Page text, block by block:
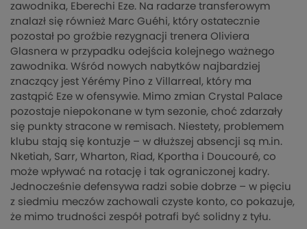
zawodnika, Eberechi Eze. Na radarze transferowym
znalazł się również Marc Guéhi, który ostatecznie
pozostał po groźbie rezygnacji trenera Oliviera
Glasnera w przypadku odejścia kolejnego ważnego
zawodnika. Wśród nowych nabytków najbardziej
znaczący jest Yérémy Pino z Villarreal, który ma
zastąpić Eze w ofensywie. Mimo zmian Crystal Palace
pozostaje niepokonane w tym sezonie, choć zdarzały
się punkty stracone w remisach. Niestety, problemem
klubu stają się kontuzje – w dłuższej absencji są m.in.
Nketiah, Sarr, Wharton, Riad, Kportha i Doucouré, co
może wpływać na rotację i tak ograniczonej kadry.
Jednocześnie defensywa radzi sobie dobrze – w pięciu
z siedmiu meczów zachowali czyste konto, co pokazuje,
że mimo trudności zespół potrafi być solidny z tyłu.